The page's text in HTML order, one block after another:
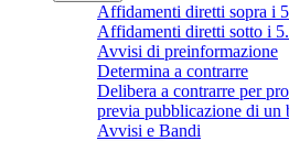
Affidamenti diretti sopra i
Affidamenti diretti sotto i
Avvisi di preinformazione
Determina a contrarre
Delibera a contrarre per
previa pubblicazione di un
Avvisi e Bandi